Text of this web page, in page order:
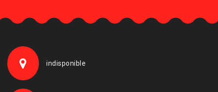
indisponible